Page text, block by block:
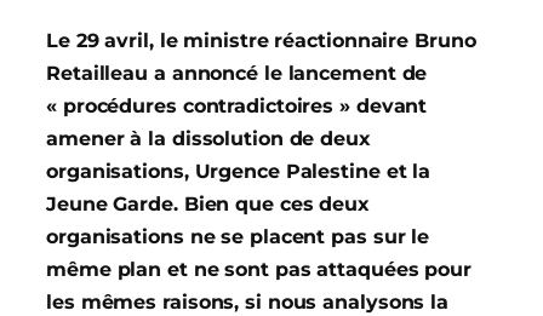
Le 29 avril, le ministre réactionnaire Bruno
Retailleau a annoncé le lancement de
« procédures contradictoires » devant
amener à la dissolution de deux
organisations, Urgence Palestine et la
Jeune Garde. Bien que ces deux
organisations ne se placent pas sur le
même plan et ne sont pas attaquées pour
les mêmes raisons, si nous analysons la